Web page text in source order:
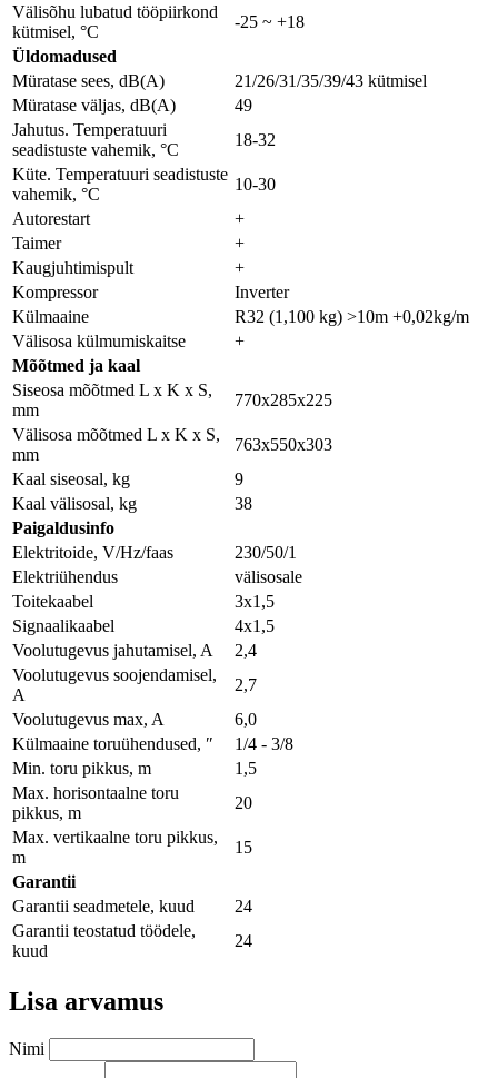
Välisõhu lubatud tööpiirkond
kütmisel, °C
-25 ~ +18
Üldomadused
Müratase sees, dB(A)
21/26/31/35/39/43 kütmisel
Müratase väljas, dB(A)
49
Jahutus. Temperatuuri
seadistuste vahemik, °C
18-32
Küte. Temperatuuri seadistuste
vahemik, °C
10-30
Autorestart
+
Taimer
+
Kaugjuhtimispult
+
Kompressor
Inverter
Külmaaine
R32 (1,100 kg) >10m +0,02kg/m
Välisosa külmumiskaitse
+
Мõõtmed ja kaal
Siseosa mõõtmed L x K x S,
mm
770x285x225
Välisosa mõõtmed L x K x S,
mm
763x550x303
Kaal siseosal, kg
9
Kaal välisosal, kg
38
Paigaldusinfo
Elektritoide, V/Hz/faas
230/50/1
Elektriühendus
välisosale
Toitekaabel
3x1,5
Signaalikaabel
4x1,5
Voolutugevus jahutamisel, A
2,4
Voolutugevus soojendamisel,
A
2,7
Voolutugevus max, A
6,0
Külmaaine toruühendused, ″
1/4 - 3/8
Min. toru pikkus, m
1,5
Max. horisontaalne toru
pikkus, m
20
Max. vertikaalne toru pikkus,
m
15
Garantii
Garantii seadmetele, kuud
24
Garantii teostatud töödele,
kuud
24
Lisa arvamus
Nimi